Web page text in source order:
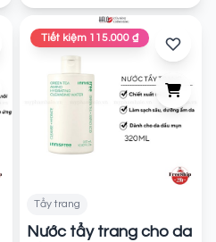
Tiết kiệm 115.000 ₫
Tẩy trang
Nước tẩy trang cho da